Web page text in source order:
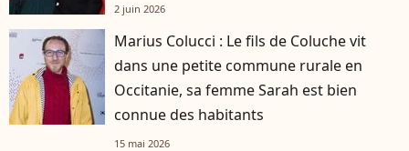
2 juin 2026
Marius Colucci : Le fils de Coluche vit
dans une petite commune rurale en
Occitanie, sa femme Sarah est bien
connue des habitants
15 mai 2026